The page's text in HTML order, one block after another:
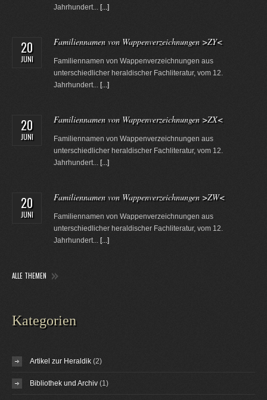
Jahrhundert... [...]
20
JUNI
Familiennamen von Wappenverzeichnungen >ZY<
Familiennamen von Wappenverzeichnungen aus
unterschiedlicher heraldischer Fachliteratur, vom 12.
Jahrhundert... [...]
20
JUNI
Familiennamen von Wappenverzeichnungen >ZX<
Familiennamen von Wappenverzeichnungen aus
unterschiedlicher heraldischer Fachliteratur, vom 12.
Jahrhundert... [...]
20
JUNI
Familiennamen von Wappenverzeichnungen >ZW<
Familiennamen von Wappenverzeichnungen aus
unterschiedlicher heraldischer Fachliteratur, vom 12.
Jahrhundert... [...]
ALLE THEMEN
Kategorien
Artikel zur Heraldik (2)
Bibliothek und Archiv (1)